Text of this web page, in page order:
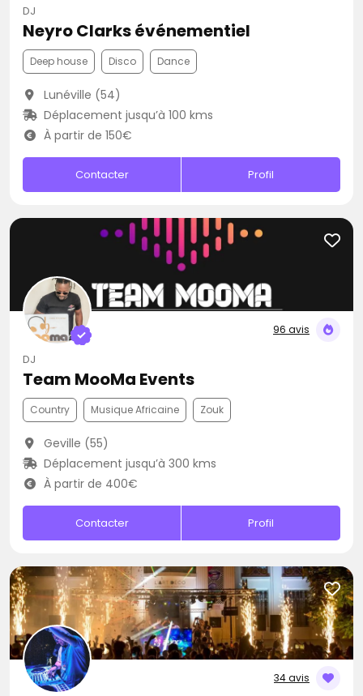
DJ
Neyro Clarks événementiel
Deep house Disco Dance
Lunéville (54)
Déplacement jusqu’à 100 kms
À partir de 150€
Contacter Profil
96 avis
DJ
Team MooMa Events
Country Musique Africaine Zouk
Geville (55)
Déplacement jusqu’à 300 kms
À partir de 400€
Contacter Profil
34 avis